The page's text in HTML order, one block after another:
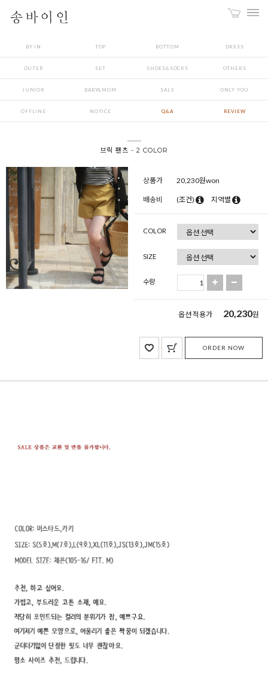
BY IN TOP BOTTOM DRESS
OUTER SET SHOES&SOCKS OTHERS
JUNIOR BABY&MOM SALE ONLY YOU
OFFLINE NOTICE Q&A REVIEW
브릭 팬츠 - 2 COLOR
상품가 20,230원won
배송비 (조건) 지역별
COLOR
SIZE
수량
옵션 적용가 20,230원
ORDER NOW